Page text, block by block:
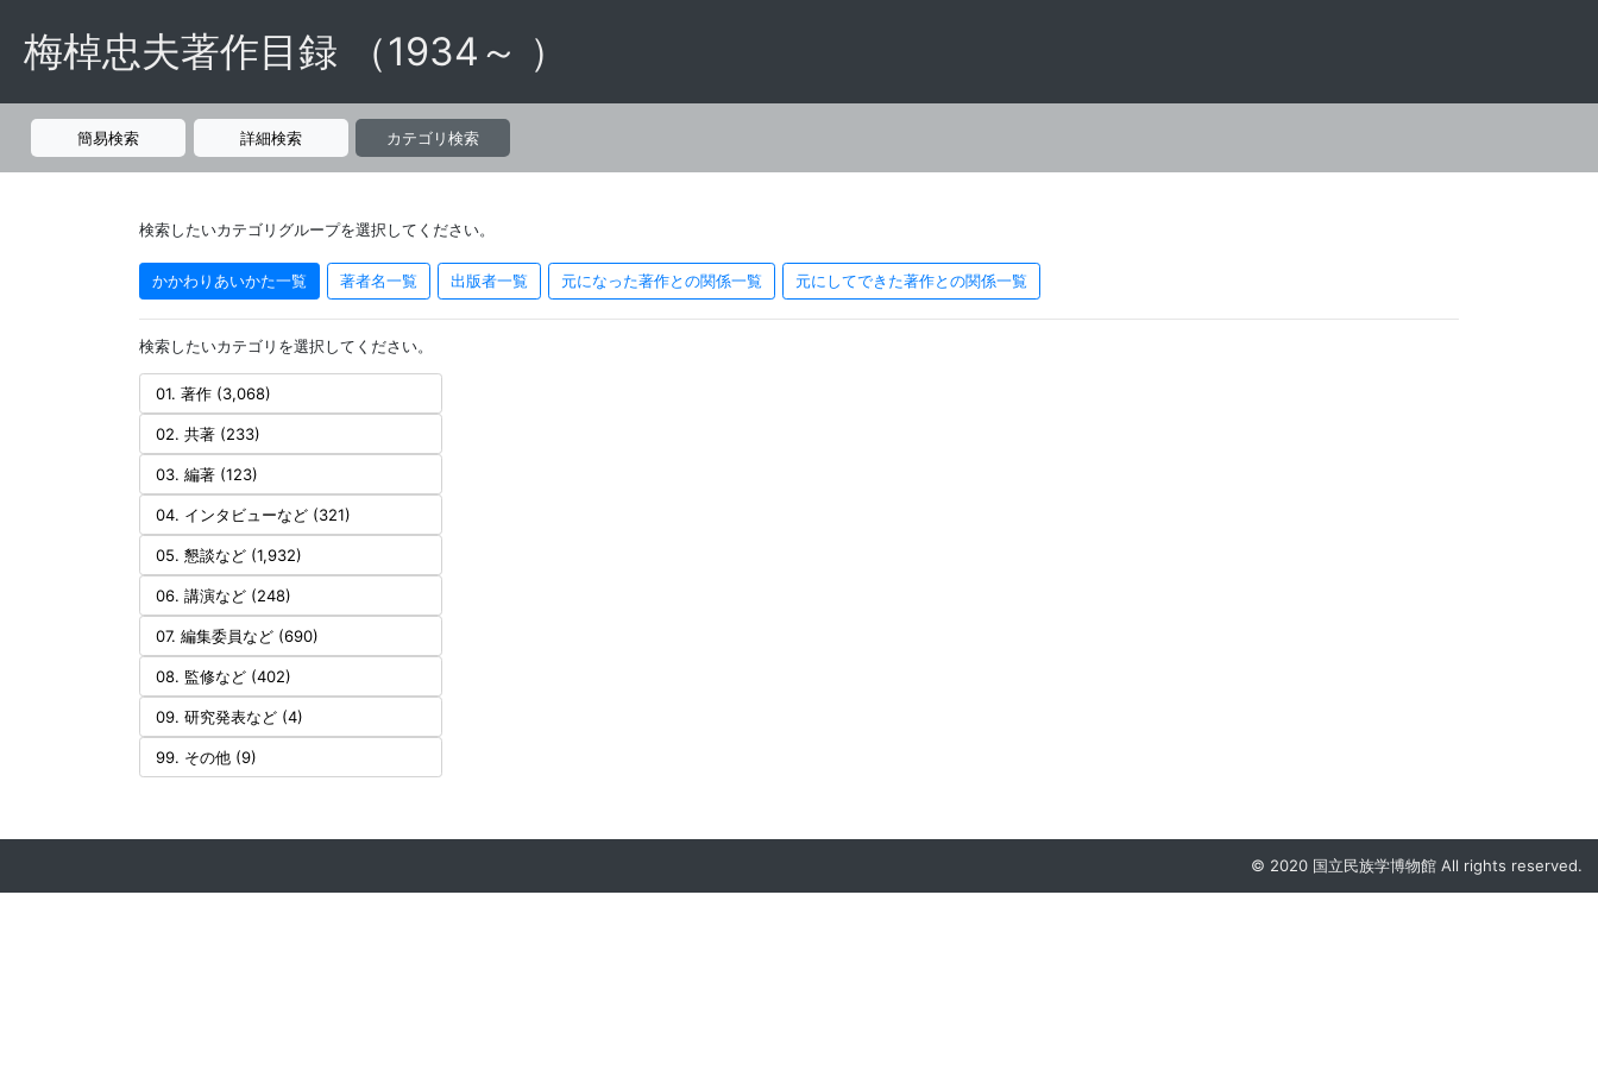
梅棹忠夫著作目録 （1934～ ）
簡易検索 詳細検索 カテゴリ検索
検索したいカテゴリグループを選択してください。
かかわりあいかた一覧 著者名一覧 出版者一覧 元になった著作との関係一覧 元にしてできた著作との関係一覧
検索したいカテゴリを選択してください。
01. 著作 (3,068)
02. 共著 (233)
03. 編著 (123)
04. インタビューなど (321)
05. 懇談など (1,932)
06. 講演など (248)
07. 編集委員など (690)
08. 監修など (402)
09. 研究発表など (4)
99. その他 (9)
© 2020 国立民族学博物館 All rights reserved.